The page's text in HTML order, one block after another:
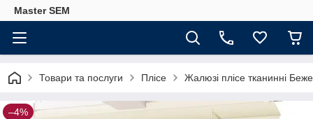
Master SEM
Товари та послуги Плісе Жалюзі плісе тканинні
–4%